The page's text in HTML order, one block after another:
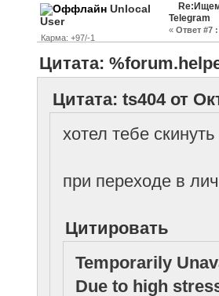
Unlocal
User
Карма: +97/-1
Telegram
« Ответ #7 :
Цитата:
Цитата: ts404 от
хотел тебе
при переходе в
Цитировать
Temporarily
Due to high